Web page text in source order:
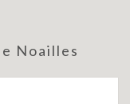
Noailles